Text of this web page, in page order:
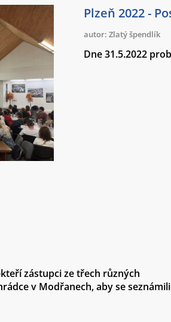
Plzeň 2022 -
autor: Zlatý špendlík
Dne 31.5.2022
zástupci ze třech různých
v Modřanech, aby se seznámili